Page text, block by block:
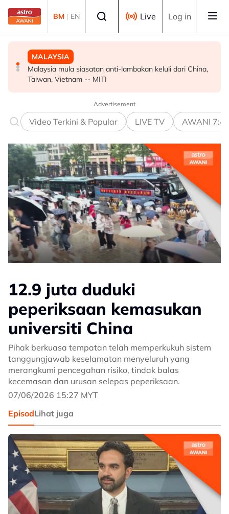
Skip to main content
BM | EN Live Log in
MALAYSIA
Malaysia mula siasatan anti-lambakan keluli dari China,
Taiwan, Vietnam -- MITI
MALAYSIA
Wanita didenda RM75,000 mengaku salah beri rasuah
kepada pegawai jas
MALAYSIA
Ismail Sabri didakwa esok di Mahkamah Sesyen Kuala
Lumpur
Advertisement
Video Terkini & Popular LIVE TV AWANI
12.9 juta duduki
peperiksaan kemasukan
universiti China
Pihak berkuasa tempatan telah memperkukuh sistem
tanggungjawab keselamatan menyeluruh yang
merangkumi pencegahan risiko, tindak balas
kecemasan dan urusan selepas peperiksaan.
07/06/2026 15:27 MYT
EpisodLihat juga